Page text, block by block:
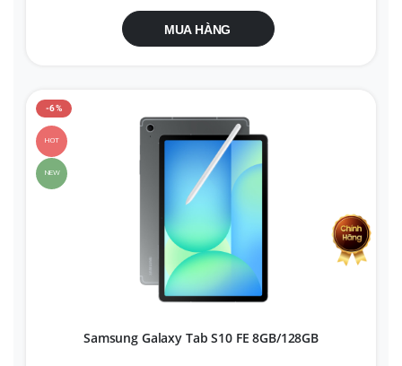
MUA HÀNG
-6%
HOT
NEW
Samsung Galaxy Tab S10 FE 8GB/128GB